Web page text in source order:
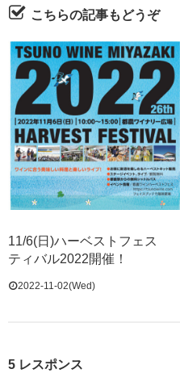
こちらの記事もどうぞ
11/6(日)ハーベストフェス
ティバル2022開催！
2022-11-02(Wed)
5 レスポンス